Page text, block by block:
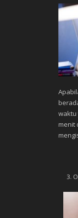
waktu
menit